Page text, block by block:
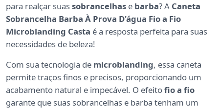
para realçar suassobrancelhas e barba? A Caneta
Sobrancelha Barba À Prova D'água Fio a Fio
Microblanding Casta é a resposta perfeita para suas
necessidades de beleza!
Com sua tecnologia de microblanding, essa caneta
permite traços finos e precisos, proporcionando um
acabamento natural e impecável. O efeitofio a fio
garante que suas sobrancelhas e barba tenham um